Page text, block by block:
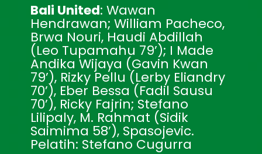
Bali United: Wawan
Hendrawan; William Pacheco,
Brwa Nouri, Haudi Abdillah
(Leo Tupamahu 79’); I Made
Andika Wijaya (Gavin Kwan
79’), Rizky Pellu (Lerby Eliandry
70’), Eber Bessa (Fadil Sausu
70’), Ricky Fajrin; Stefano
Lilipaly, M. Rahmat (Sidik
Saimima 58’), Spasojevic.
Pelatih: Stefano Cugurra